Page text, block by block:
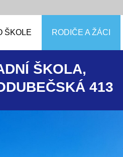
ŠKOLE RODIČE A ŽÁCI
ŠKOLA,
413